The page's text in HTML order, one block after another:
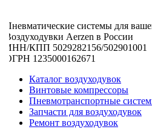
системы для
Aerzen в России
КПП 5029282156/502901001
1235000162671
Каталог воздуходувок
Винтовые компрессоры
Пневмотранспортные системы
Запчасти для воздуходувок
Ремонт воздуходувок